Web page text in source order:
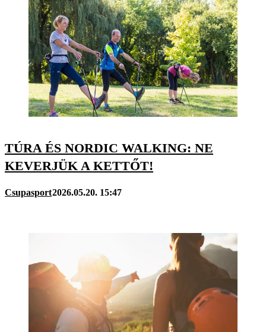
TÚRA ÉS NORDIC WALKING: NE
KEVERJÜK A KETTŐT!
Csupasport2026.05.20. 15:47